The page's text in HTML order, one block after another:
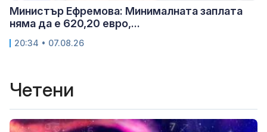
Министър Ефремова: Минималната заплата
няма да е 620,20 евро,...
20:34 • 07.08.26
Четени